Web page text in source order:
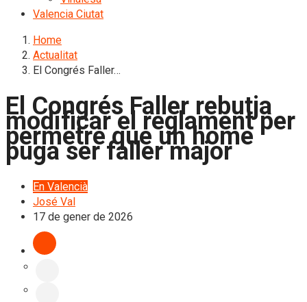
Valencia Ciutat
Home
Actualitat
El Congrés Faller…
El Congrés Faller rebutja
modificar el reglament per
permetre que un home
puga ser faller major
En Valencià
José Val
17 de gener de 2026